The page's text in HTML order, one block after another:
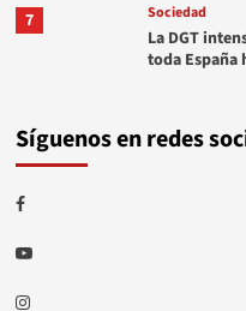
7 Sociedad
La DGT
toda España
Síguenos en redes
Facebook
Youtube
Instagram